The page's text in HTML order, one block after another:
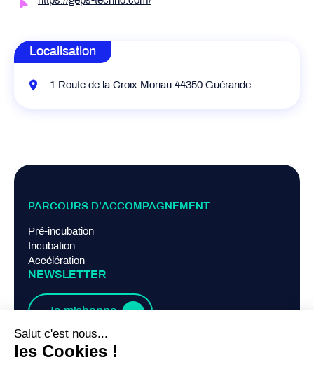
Localisation
1 Route de la Croix Moriau 44350 Guérande
PARCOURS D’ACCOMPAGNEMENT
Pré-incubation
Incubation
Accélération
NEWSLETTER
Je m'abonne
LIENS PRATIQUES